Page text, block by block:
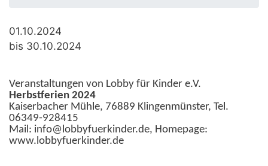
01.10.2024
bis 30.10.2024
Veranstaltungen von Lobby für Kinder e.V.
Herbstferien 2024
Kaiserbacher Mühle, 76889 Klingenmünster, Tel.
06349-928415
Mail: info@lobbyfuerkinder.de, Homepage:
www.lobbyfuerkinder.de